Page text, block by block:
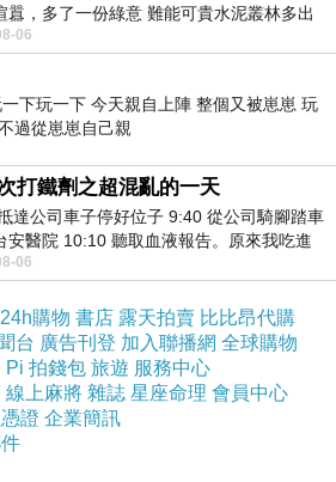
，我們身體的元氣會慢慢升起，充溢到筋
腑之中，改善壹切原因導致的身體虛癥。
囂，多了一份綠意 難能可貴水泥叢林多出
06
下玩一下 今天親自上陣 整個又被崽崽 玩
過從崽崽自己親
打鐵劑之超混亂的一天
達公司車子停好位子 9:40 從公司騎腳踏車
安醫院 10:10 聽取血液報告。原來我吃進
彌可保並非沒有吸收而是超
06
24h購物 書店 露天拍賣 比比昂代購
台 廣告刊登 加入聯播網 全球購物
Pi 拍錢包 旅遊 服務中心
線上麻將 雜誌 星座命理 會員中心
證 企業簡訊